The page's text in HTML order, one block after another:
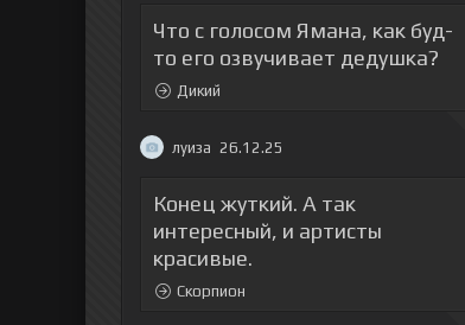
Что с голосом Ямана, как буд-
то его озвучивает дедушка?
Дикий
луиза 26.12.25
Конец жуткий. А так
интересный, и артисты
красивые.
Скорпион